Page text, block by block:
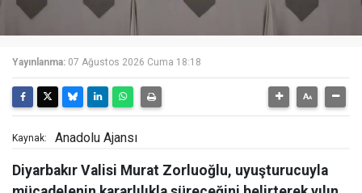
Yayınlanma: 07 Ağustos 2026 Cuma 18:18
Kaynak: Anadolu Ajansı
Diyarbakır Valisi Murat Zorluoğlu, uyuşturucuyla